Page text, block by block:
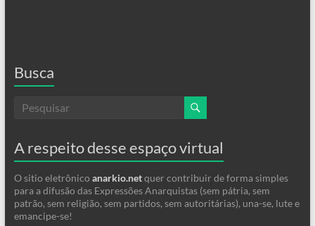
Busca
A respeito desse espaço virtual
O sitio eletrônico anarkio.netquer contribuir de forma simples
para a difusão das Expressões Anarquistas (sem pátria, sem
patrão, sem religião, sem partidos, sem autoritárias), una-se, lute e
emancipe-se!